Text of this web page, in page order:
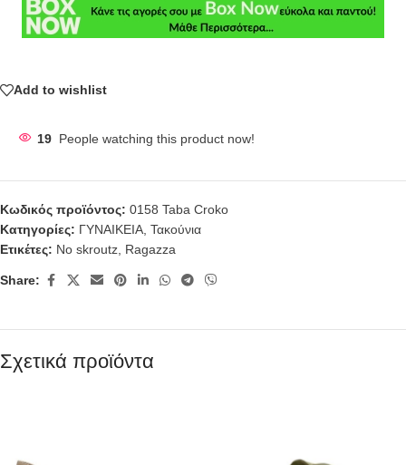
Add to wishlist
19 People watching this product now!
Κωδικός προϊόντος: 0158 Taba Croko
Κατηγορίες: ΓΥΝΑΙΚΕΙΑ Τακούνια
Ετικέτες: No skroutz Ragazza
Share:
Σχετικά προϊόντα